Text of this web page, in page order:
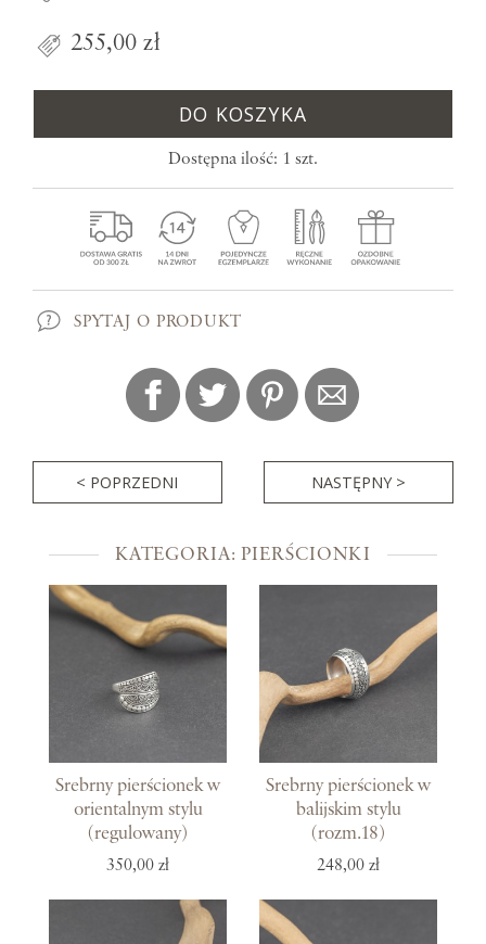
255,00 zł
DO KOSZYKA
Dostępna ilość: 1 szt.
SPYTAJ O PRODUKT
< POPRZEDNI NASTĘPNY >
KATEGORIA: PIERŚCIONKI
Srebrny pierścionek w
orientalnym stylu
(regulowany)
350,00 zł
Srebrny pierścionek w
balijskim stylu
(rozm.18)
248,00 zł